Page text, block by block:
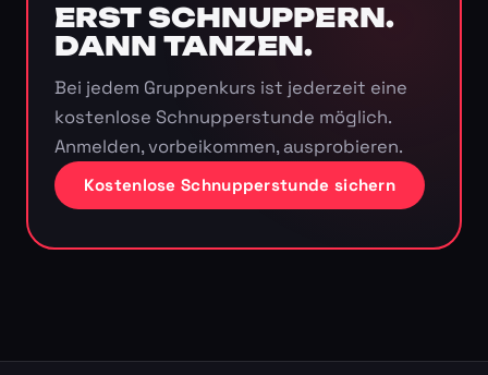
ERST SCHNUPPERN.
DANN TANZEN.
Bei jedem Gruppenkurs ist jederzeit eine
kostenlose Schnupperstunde möglich.
Anmelden, vorbeikommen, ausprobieren.
Kostenlose Schnupperstunde sichern